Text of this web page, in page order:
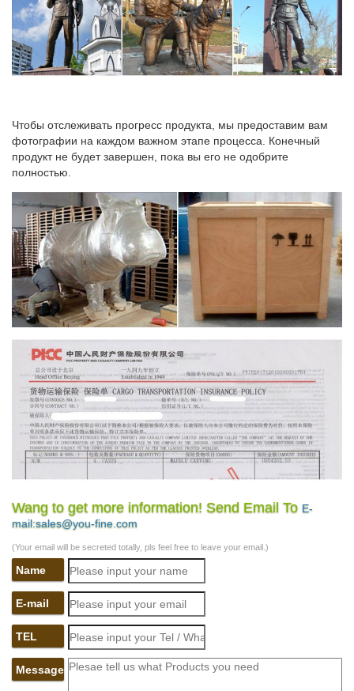
Чтобы отслеживать прогресс продукта, мы предоставим вам
фотографии на каждом важном этапе процесса. Конечный
продукт не будет завершен, пока вы его не одобрите
полностью.
Wang to get more information! Send Email To E-
mail:sales@you-fine.com
(Your email will be secreted totally, pls feel free to leave your email.)
Name
E-mail
TEL
Message